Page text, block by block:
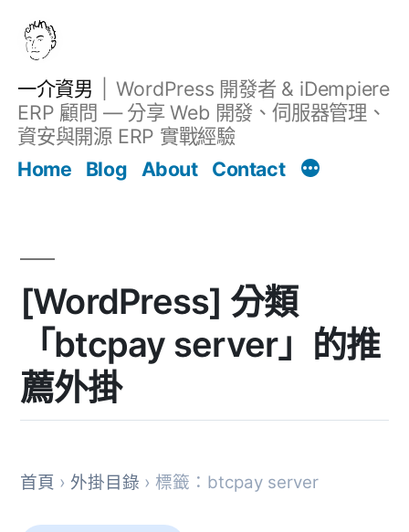
一介資男
WordPress 開發者 & iDempiere
ERP 顧問 — 分享 Web 開發、伺服器管理、
資安與開源 ERP 實戰經驗
Home
Blog About Contact
[WordPress] 分類
「btcpay server」的推
薦外掛
首頁 › 外掛目錄 › 標籤：btcpay server
文章